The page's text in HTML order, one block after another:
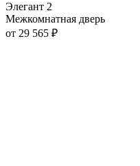
Элегант 2
Межкомнатная дверь
от 29 565 ₽